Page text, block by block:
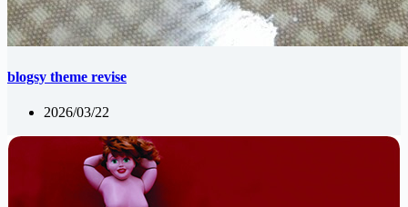
blogsy theme revise
2026/03/22